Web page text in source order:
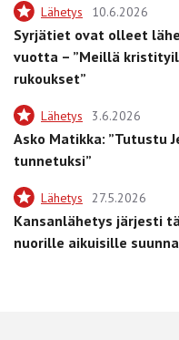
Lähetys 10.6.2026
Syrjätiet ovat olleet
vuotta – ”Meillä
rukoukset”
Lähetys 3.6.2026
Asko Matikka: ”Tutustu
tunnetuksi”
Lähetys 27.5.2026
Kansanlähetys järjesti
nuorille aikuisille